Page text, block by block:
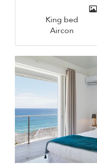
King bed
Aircon